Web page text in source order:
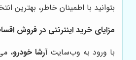
بتوانید با اطمینان خاطر، بهترین
مزایای خرید اینترنتی در فروش
با ورود به وب‌سایتآرشا خودرو،